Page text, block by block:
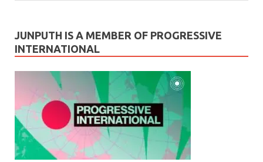
JUNPUTH IS A MEMBER OF PROGRESSIVE
INTERNATIONAL